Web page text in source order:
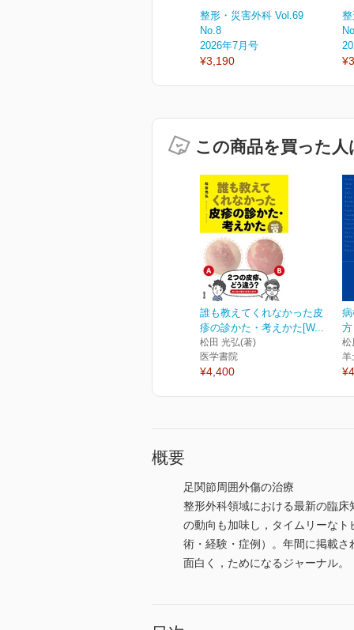
整形・災害外科 Vol.69
No.8
2026年7月号
¥3,190
この商品を買った
誰も教えてくれなかった皮
疹の診かた・考えかた[W...
松田 光弘(著)
医学書院
¥4,400
松
羊
概要
足関節周囲外傷の治療
整形外科領域における最新の臨
の動向も加味し，タイムリーな
術・経験・症例）。年間に掲載
面白く，ためになるジャーナル。